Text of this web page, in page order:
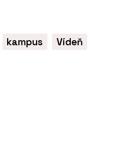
kampus Vídeň